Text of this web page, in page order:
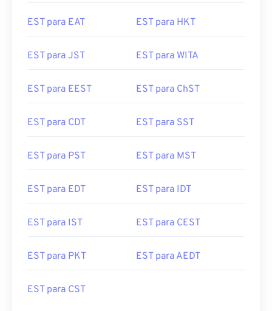
EST para EAT EST para HKT
EST para JST EST para WITA
EST para EEST EST para ChST
EST para CDT EST para SST
EST para PST EST para MST
EST para EDT EST para IDT
EST para IST EST para CEST
EST para PKT EST para AEDT
EST para CST